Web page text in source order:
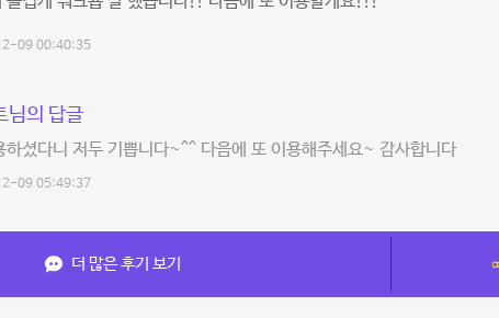
09 00:40:35
님의 답글
하셨다니 저두 기쁩니다~^^ 다음에 또 이용해주세요~ 감사합니다
09 05:49:37
더 많은 후기 보기